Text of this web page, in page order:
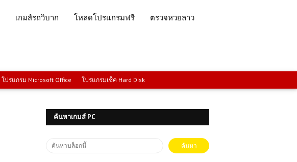
เกมส์รถวิบาก โหลดโปรแกรมฟรี ตรวจหวยลาว
โปรแกรม Microsoft Office โปรแกรมเช็ค Hard Disk
ค้นหาเกมส์ PC